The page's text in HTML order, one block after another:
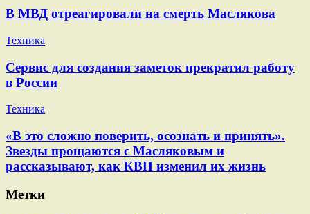
В МВД отреагировали на смерть Маслякова
Техника
Сервис для создания заметок прекратил работу
в России
Техника
«В это сложно поверить, осознать и принять».
Звезды прощаются с Масляковым и
рассказывают, как КВН изменил их жизнь
Метки